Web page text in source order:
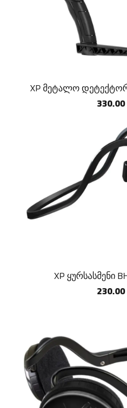
XP მეტალო
330.00
XP ყურსასმენი
230.00